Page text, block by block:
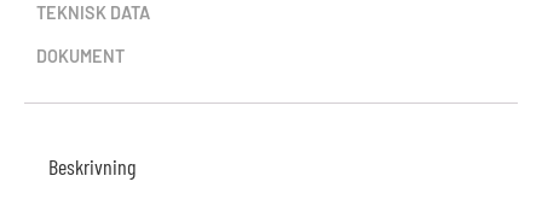
TEKNISK DATA
DOKUMENT
Beskrivning